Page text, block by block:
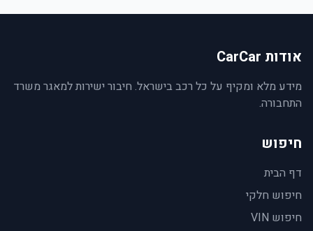
אודות CarCar
מידע מלא ומקיף על כל רכב בישראל. חיבור ישירות למאגר משרד
התחבורה.
חיפוש
דף הבית
חיפוש חלקי
חיפוש VIN